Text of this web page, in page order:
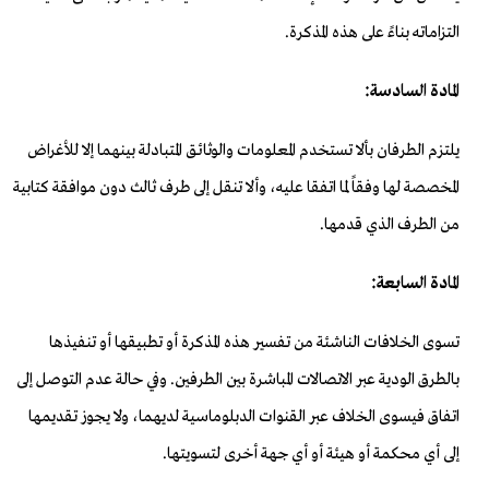
التزاماته بناءً على هذه المذكرة.
المادة السادسة:
يلتزم الطرفان بألا تستخدم المعلومات والوثائق المتبادلة بينهما إلا للأغراض
المخصصة لها وفقاً لما اتفقا عليه، وألا تنقل إلى طرف ثالث دون موافقة كتابية
من الطرف الذي قدمها.
المادة السابعة:
تسوى الخلافات الناشئة من تفسير هذه المذكرة أو تطبيقها أو تنفيذها
بالطرق الودية عبر الاتصالات المباشرة بين الطرفين. وفي حالة عدم التوصل إلى
اتفاق فيسوى الخلاف عبر القنوات الدبلوماسية لديهما، ولا يجوز تقديمها
إلى أي محكمة أو هيئة أو أي جهة أخرى لتسويتها.